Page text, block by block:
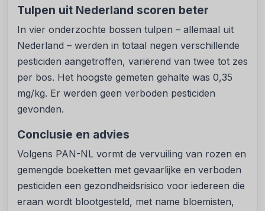
Tulpen uit Nederland scoren beter
In vier onderzochte bossen tulpen – allemaal uit
Nederland – werden in totaal negen verschillende
pesticiden aangetroffen, variërend van twee tot zes
per bos. Het hoogste gemeten gehalte was 0,35
mg/kg. Er werden geen verboden pesticiden
gevonden.
Conclusie en advies
Volgens PAN-NL vormt de vervuiling van rozen en
gemengde boeketten met gevaarlijke en verboden
pesticiden een gezondheidsrisico voor iedereen die
eraan wordt blootgesteld, met name bloemisten,